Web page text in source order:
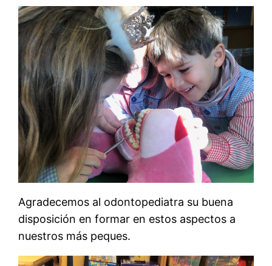
Agradecemos al odontopediatra su buena
disposición en formar en estos aspectos a
nuestros más peques.